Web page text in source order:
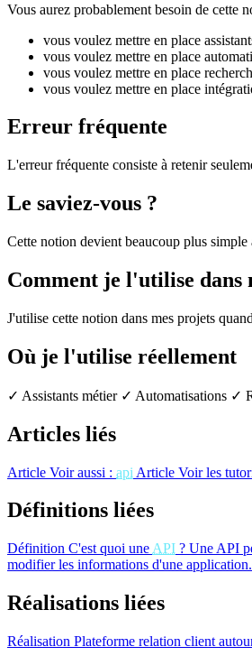
Vous aurez probablement besoin de cette
vous voulez mettre en place
vous voulez mettre en place
vous voulez mettre en place
vous voulez mettre en place
Erreur fréquente
L'erreur fréquente consiste à retenir
Le saviez-vous ?
Cette notion devient beaucoup plus
Comment je l'utilise dans
J'utilise cette notion dans mes projets
Où je l'utilise réellement
✓ Assistants métier ✓ Automatisations ✓
Articles liés
Article Voir aussi : api Article Voir les
Définitions liées
Définition C'est quoi une API ? Une API
modifier les informations d'une application.
Réalisations liées
Réalisation Plateforme relation client